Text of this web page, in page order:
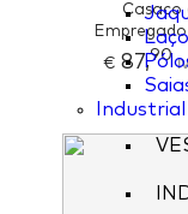
Industrial
Casaco
€87,90